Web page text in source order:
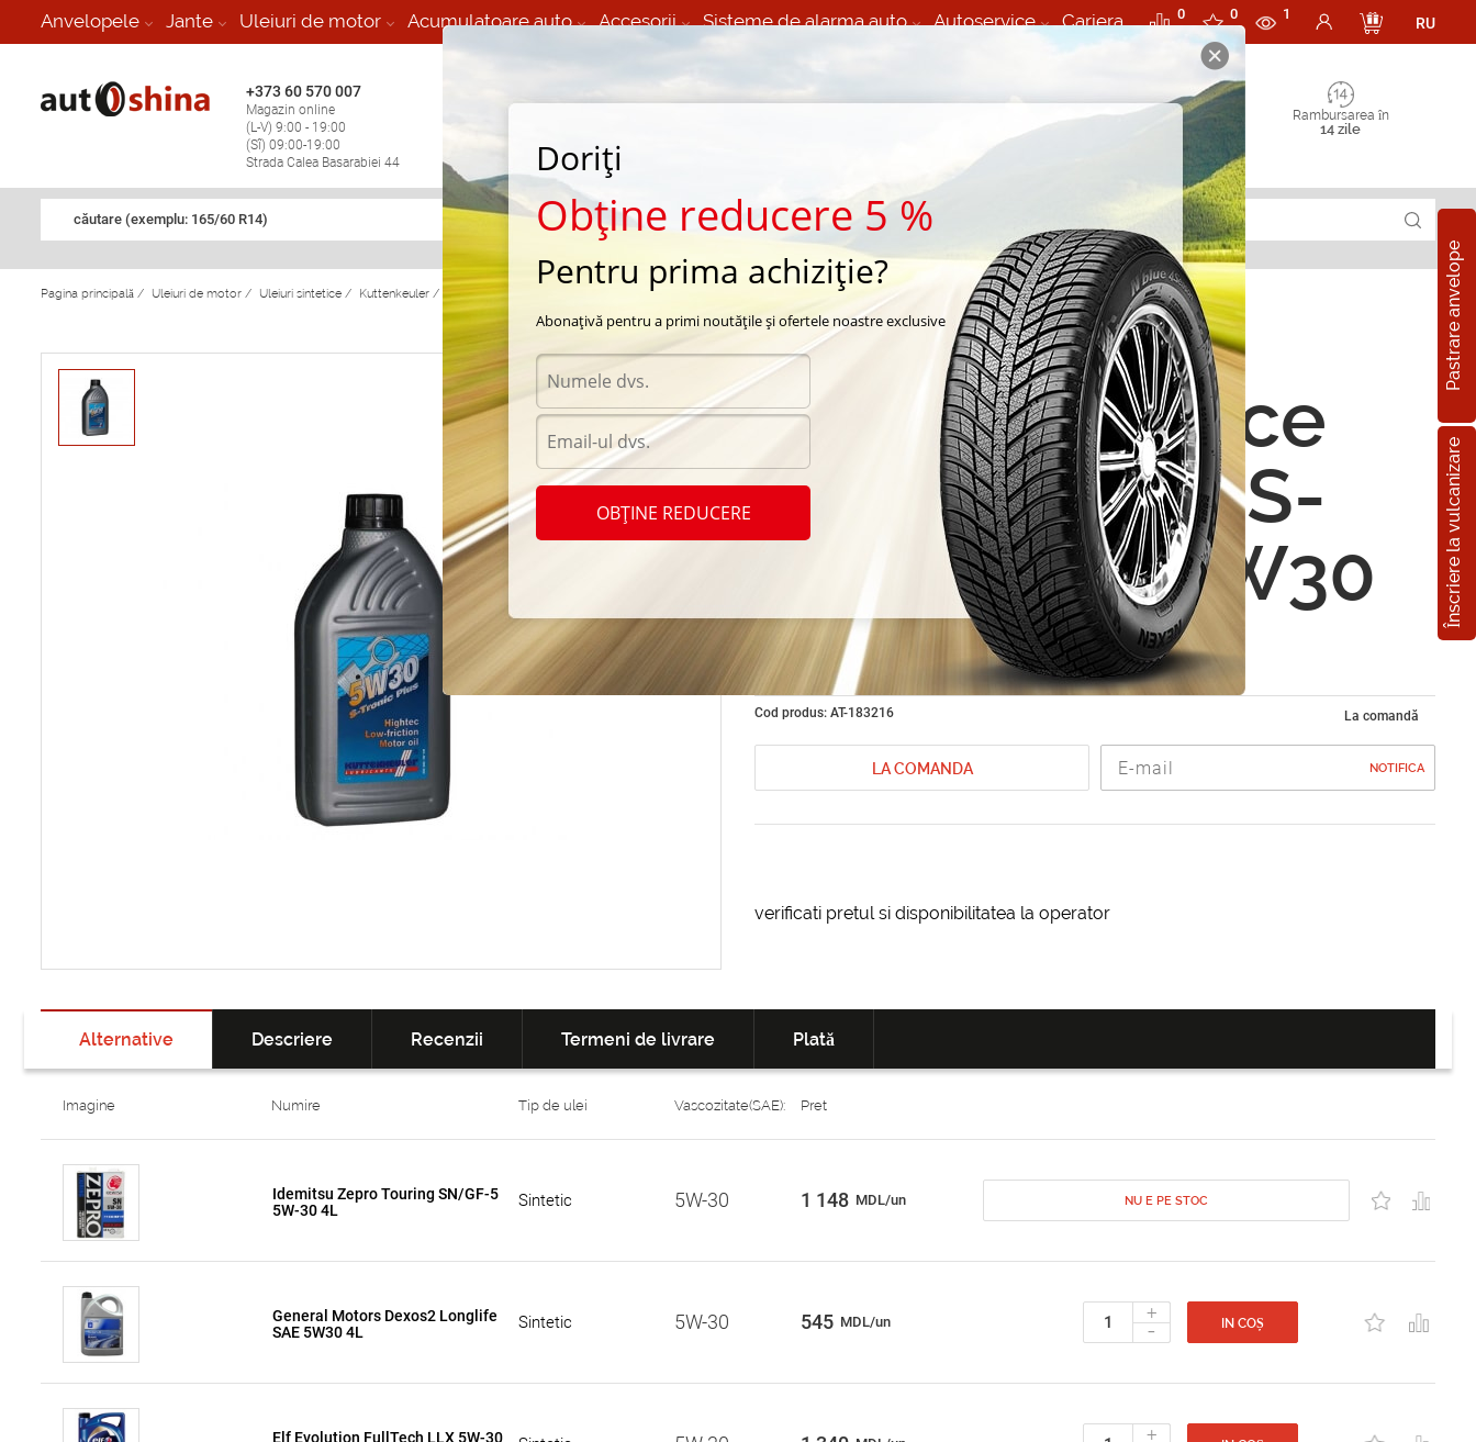
Anvelopele Jante Uleiuri de motor Acumulatoare auto Accesorii Sisteme de alarma auto Autoservice Cariera 0 0 1
RU
+373 60 570 007
Magazin online
(L-V) 9:00 - 19:00
(Sî) 09:00-19:00
Strada Calea Basarabiei 44
Vulcanizare Mobila 24/7 non
Rambursarea în
14 zile
căutare (exemplu: 165/60 R14)
Pastrare anvelope
Înscriere la vulcanizare
Pagina principală / Uleiuri de motor / Uleiuri sintetice / Kuttenkeuler / Kuttenkeuler Kuttenkeuler S-Tronik Plus 5W30 1L
Uleiuri sintetice
Kuttenkeuler S-
Tronik Plus 5W30
1L
Cod produs: AT-183216 La comandă
LA COMANDA NOTIFICA
verificati pretul si disponibilitatea la operator
Alternative Descriere Recenzii Termeni de livrare Plată
Imagine Numire Tip de ulei Vascozitate(SAE): Pret
Idemitsu Zepro Touring SN/GF-5
5W-30 4L
Sintetic 5W-30 1 148 MDL/un NU E PE STOC
General Motors Dexos2 Longlife
SAE 5W30 4L
Sintetic 5W-30 545 MDL/un +
- IN COȘ
Elf Evolution FullTech LLX 5W-30
+
Doriți
Obține reducere 5 %
Pentru prima achiziție?
Abonațivă pentru a primi noutățile și ofertele noastre exclusive
OBȚINE REDUCERE